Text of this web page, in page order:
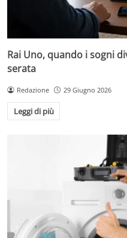
Rai Uno, quando i sogni
serata
Redazione 29 Giugno 2026
Leggi di più